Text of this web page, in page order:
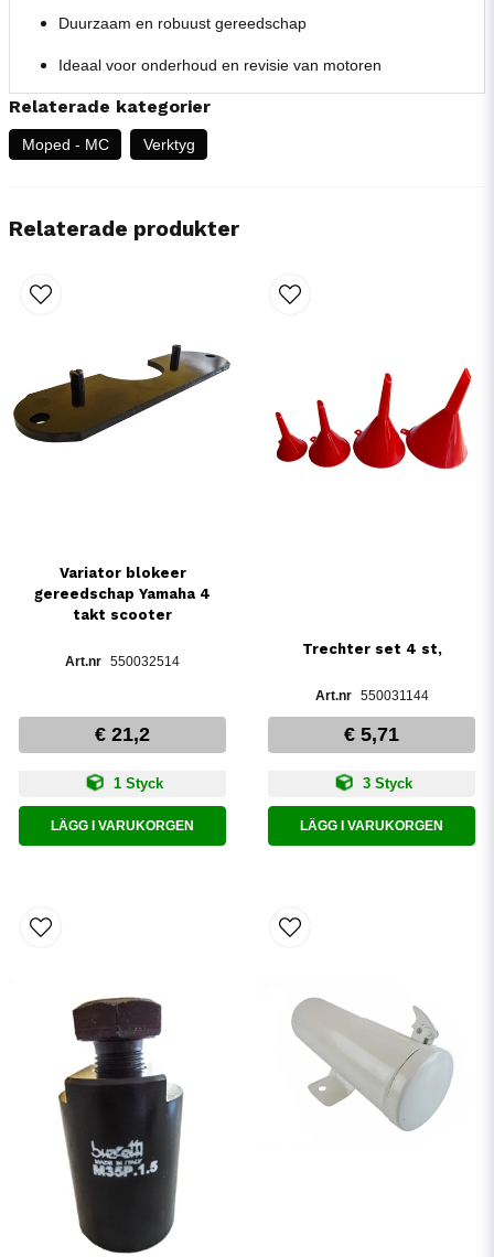
Duurzaam en robuust gereedschap
Ideaal voor onderhoud en revisie van motoren
Relaterade kategorier
Moped - MC Verktyg
Relaterade produkter
Variator blokeer
gereedschap Yamaha 4
takt scooter
550032514
€ 21,2
1 Styck
LÄGG I VARUKORGEN
Trechter set 4 st,
550031144
€ 5,71
3 Styck
LÄGG I VARUKORGEN